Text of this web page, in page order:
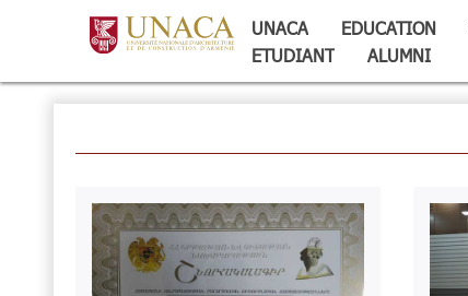
UNACA EDUCATION
ETUDIANT
ALUMNI